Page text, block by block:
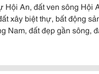
Hội An, đất ven sông Hội
xây biệt thự, bất động
Nam, đất đẹp gần sông,